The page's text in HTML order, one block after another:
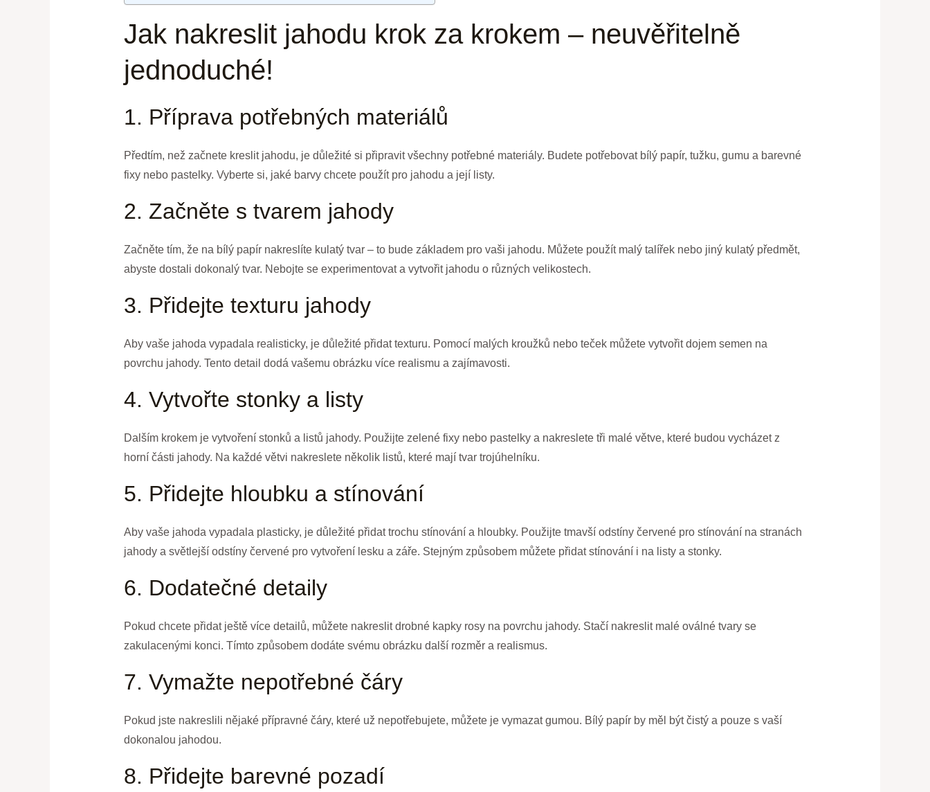
Jak nakreslit jahodu krok za krokem – neuvěřitelně
jednoduché!
1. Příprava potřebných materiálů
Předtím, než začnete kreslit jahodu, je důležité si připravit všechny potřebné materiály. Budete potřebovat bílý papír, tužku, gumu a barevné
fixy nebo pastelky. Vyberte si, jaké barvy chcete použít pro jahodu a její listy.
2. Začněte s tvarem jahody
Začněte tím, že na bílý papír nakreslíte kulatý tvar – to bude základem pro vaši jahodu. Můžete použít malý talířek nebo jiný kulatý předmět,
abyste dostali dokonalý tvar. Nebojte se experimentovat a vytvořit jahodu o různých velikostech.
3. Přidejte texturu jahody
Aby vaše jahoda vypadala realisticky, je důležité přidat texturu. Pomocí malých kroužků nebo teček můžete vytvořit dojem semen na
povrchu jahody. Tento detail dodá vašemu obrázku více realismu a zajímavosti.
4. Vytvořte stonky a listy
Dalším krokem je vytvoření stonků a listů jahody. Použijte zelené fixy nebo pastelky a nakreslete tři malé větve, které budou vycházet z
horní části jahody. Na každé větvi nakreslete několik listů, které mají tvar trojúhelníku.
5. Přidejte hloubku a stínování
Aby vaše jahoda vypadala plasticky, je důležité přidat trochu stínování a hloubky. Použijte tmavší odstíny červené pro stínování na stranách
jahody a světlejší odstíny červené pro vytvoření lesku a záře. Stejným způsobem můžete přidat stínování i na listy a stonky.
6. Dodatečné detaily
Pokud chcete přidat ještě více detailů, můžete nakreslit drobné kapky rosy na povrchu jahody. Stačí nakreslit malé oválné tvary se
zakulacenými konci. Tímto způsobem dodáte svému obrázku další rozměr a realismus.
7. Vymažte nepotřebné čáry
Pokud jste nakreslili nějaké přípravné čáry, které už nepotřebujete, můžete je vymazat gumou. Bílý papír by měl být čistý a pouze s vaší
dokonalou jahodou.
8. Přidejte barevné pozadí